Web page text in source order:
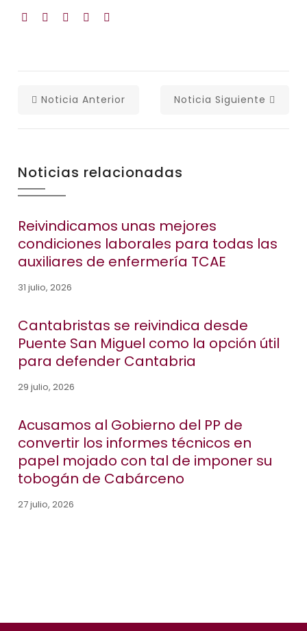
Noticia Anterior Noticia Siguiente
Noticias relacionadas
Reivindicamos unas mejores
condiciones laborales para todas las
auxiliares de enfermería TCAE
31 julio, 2026
Cantabristas se reivindica desde
Puente San Miguel como la opción útil
para defender Cantabria
29 julio, 2026
Acusamos al Gobierno del PP de
convertir los informes técnicos en
papel mojado con tal de imponer su
tobogán de Cabárceno
27 julio, 2026